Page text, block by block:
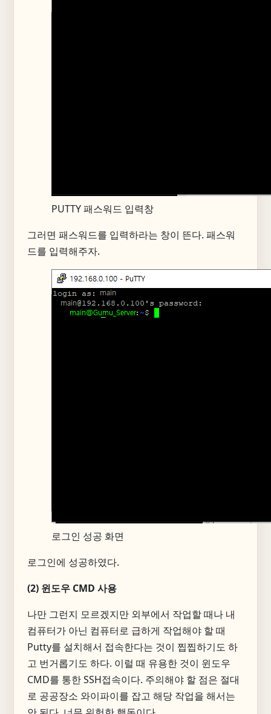
PUTTY 패스워드 입력창
그러면 패스워드를 입력하라는 창이 뜬다. 패스워
드를 입력해주자.
로그인 성공 화면
로그인에 성공하였다.
(2) 윈도우 CMD 사용
나만 그런지 모르겠지만 외부에서 작업할 때나 내
컴퓨터가 아닌 컴퓨터로 급하게 작업해야 할 때
Putty를 설치해서 접속한다는 것이 찝찝하기도 하
고 번거롭기도 하다. 이럴 때 유용한 것이 윈도우
CMD를 통한 SSH접속이다. 주의해야 할 점은 절대
로 공공장소 와이파이를 잡고 해당 작업을 해서는